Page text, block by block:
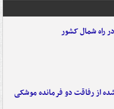
راه شمال کشور
از رفاقت دو فرمانده‌ موشکی